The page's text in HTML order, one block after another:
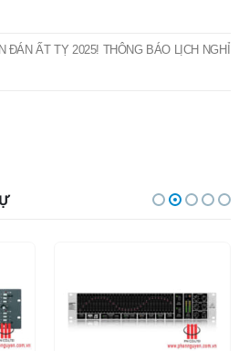
ĐÁN ẤT TỴ 2025! THÔNG BÁO LỊCH NGHỈ